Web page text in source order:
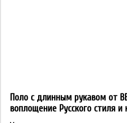
Поло с длинным рукавом от
воплощение Русского стиля и